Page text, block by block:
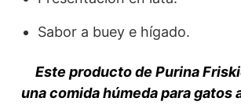
Sabor a buey e hígado.
Este producto de Purina
una comida húmeda para gatos